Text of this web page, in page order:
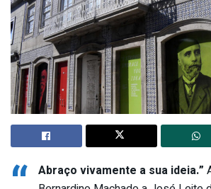
Abraço vivamente a sua ideia.”